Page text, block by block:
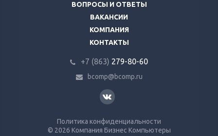
ВОПРОСЫ И ОТВЕТЫ
ВАКАНСИИ
КОМПАНИЯ
КОНТАКТЫ
+7 (863) 279-80-60
bcomp@bcomp.ru
Политика конфиденциальности
© 2026 Компания Бизнес Компьютеры